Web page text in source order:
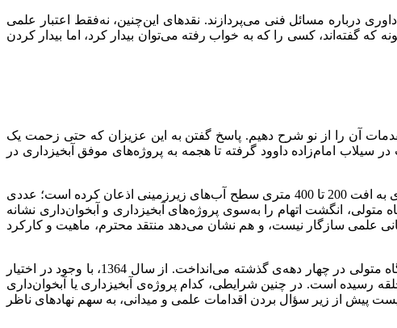
درباره مسائل فنی می‌پردازند. نقدهای این‌چنین، نه‌فقط اعتبار علمی
که گفته‌اند، کسی را که به خواب رفته می‌توان بیدار کرد، اما بیدار کردن
آن را از نو شرح دهیم. پاسخ گفتن به این عزیزان که حتی زحمت یک
امام‌زاده داوود گرفته تا هجمه به پروژه‌های موفق آبخیزداری در
در تازه‌ترین اظهارنظر، یکی از مقامات ارشد وزارت نیرو که با عنوان «سخنگوی صنعت آب» معرفی می‌شود، در گفت‌وگویی رسانه‌ای به افت 200 تا 400 متری سطح آب‌های زیرزمینی اذعان کرده است؛ عددی
انگشت اتهام را به‌سوی پروژه‌های آبخیزداری و آبخوان‌داری نشانه
علمی سازگار نیست، و هم نشان می‌دهد منتقد محترم، ماهیت و کارکرد
شایسته بود سخنگوی محترم صنعت آب، پیش از تردیدافکنی درباره‌ی اثرگذاری پروژه‌های آبخیزداری، نگاهی نقادانه به عملکرد دستگاه متولی در چهار دهه‌ی گذشته می‌انداخت. از سال 1364، با وجود در اختیار
رسیده است. در چنین شرایطی، کدام پروژه‌ی آبخیزداری یا آبخوان‌داری
پیش از زیر سؤال بردن اقدامات علمی و میدانی، به سهم نهادهای ناظر